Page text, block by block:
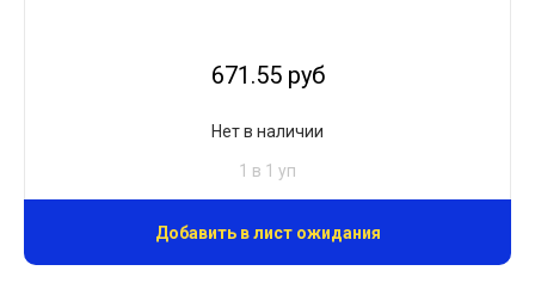
671.55 руб
Нет в наличии
1 в 1 уп
Добавить в лист ожидания